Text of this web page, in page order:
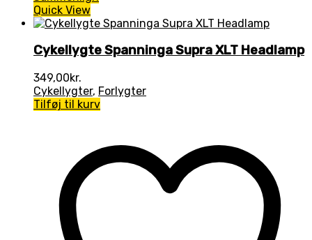
Quick View
Cykellygte Spanninga Supra XLT Headlamp
349,00kr.
Cykellygter, Forlygter
Tilføj til kurv